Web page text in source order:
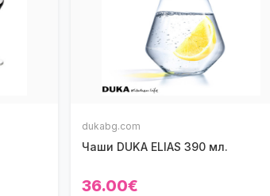
dukabg.com
Чаши DUKA ELIAS 390 мл.
36.00€